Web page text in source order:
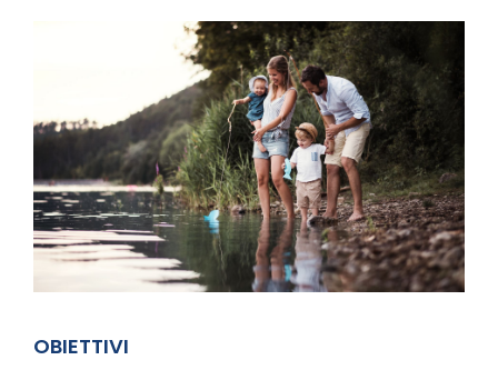
OBIETTIVI